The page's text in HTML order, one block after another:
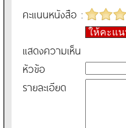
คะแนนหนังสือ :
ให้คะแ
แสดงความเห็น
หัวข้อ
รายละเอียด